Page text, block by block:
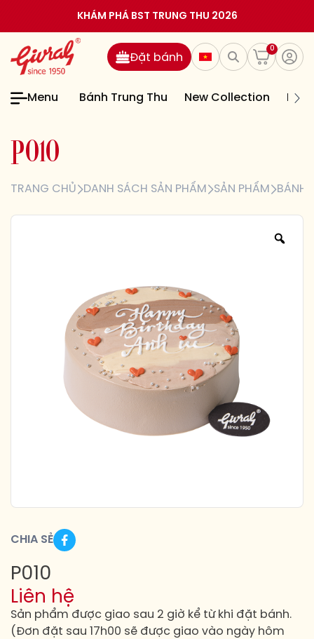
KHÁM PHÁ BST TRUNG THU 2026
0
Đặt bánh
Menu Bánh Trung Thu New Collection
P010
TRANG CHỦ DANH SÁCH SẢN PHẨM SẢN PHẨM BÁNH
CHIA SẺ
P010
Liên hệ
Sản phẩm được giao sau 2 giờ kể từ khi đặt bánh.
(Đơn đặt sau 17h00 sẽ được giao vào ngày hôm